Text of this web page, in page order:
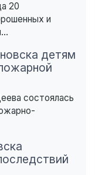
20
и
детям
состоялась